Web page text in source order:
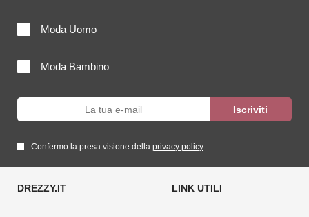
Moda Uomo
Moda Bambino
Confermo la presa visione della privacy policy